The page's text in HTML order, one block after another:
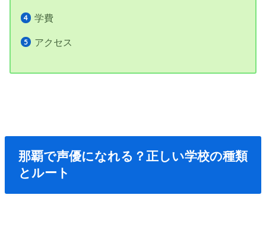
学費
アクセス
那覇で声優になれる？正しい学校の種類
とルート